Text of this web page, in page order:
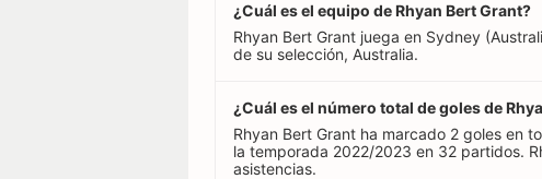
¿Cuál es el equipo de Rhyan Bert Grant?
Rhyan Bert Grant juega en Sydney
de su selección, Australia.
¿Cuál es el número total de goles de
Rhyan Bert Grant ha marcado 2 goles en
la temporada 2022/2023 en 32 partidos.
asistencias.